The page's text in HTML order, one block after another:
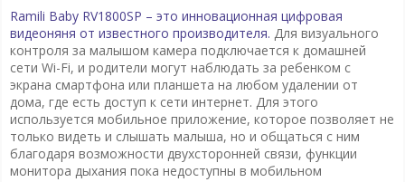
Ramili Baby RV1800SP – это инновационная цифровая
видеоняня от известного производителя. Для визуального
контроля за малышом камера подключается к домашней
сети Wi-Fi, и родители могут наблюдать за ребенком с
экрана смартфона или планшета на любом удалении от
дома, где есть доступ к сети интернет. Для этого
используется мобильное приложение, которое позволяет не
только видеть и слышать малыша, но и общаться с ним
благодаря возможности двухсторонней связи, функции
монитора дыхания пока недоступны в мобильном